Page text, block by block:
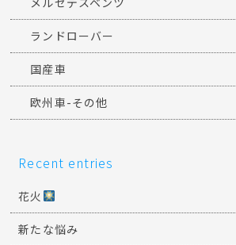
ランドローバー
国産車
欧州車-その他
Recent entries
花火
新たな悩み